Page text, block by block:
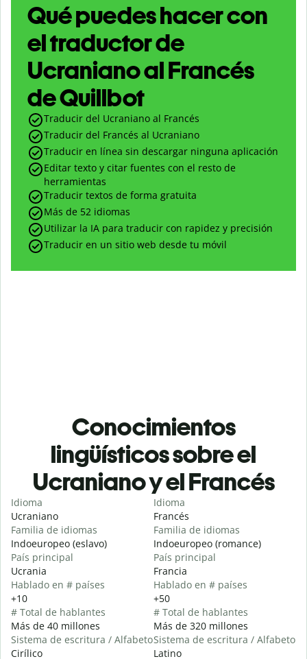
Qué puedes hacer con
el traductor de
Ucraniano al Francés
de Quillbot
Traducir del Ucraniano al Francés
Traducir del Francés al Ucraniano
Traducir en línea sin descargar ninguna aplicación
Editar texto y citar fuentes con el resto de
herramientas
Traducir textos de forma gratuita
Más de 52 idiomas
Utilizar la IA para traducir con rapidez y precisión
Traducir en un sitio web desde tu móvil
Conocimientos
lingüísticos sobre el
Ucraniano y el Francés
Idioma
Ucraniano
Familia de idiomas
Indoeuropeo (eslavo)
País principal
Ucrania
Hablado en # países
+10
# Total de hablantes
Más de 40 millones
Sistema de escritura / Alfabeto
Cirílico
Idioma
Francés
Familia de idiomas
Indoeuropeo (romance)
País principal
Francia
Hablado en # países
+50
# Total de hablantes
Más de 320 millones
Sistema de escritura / Alfabeto
Latino